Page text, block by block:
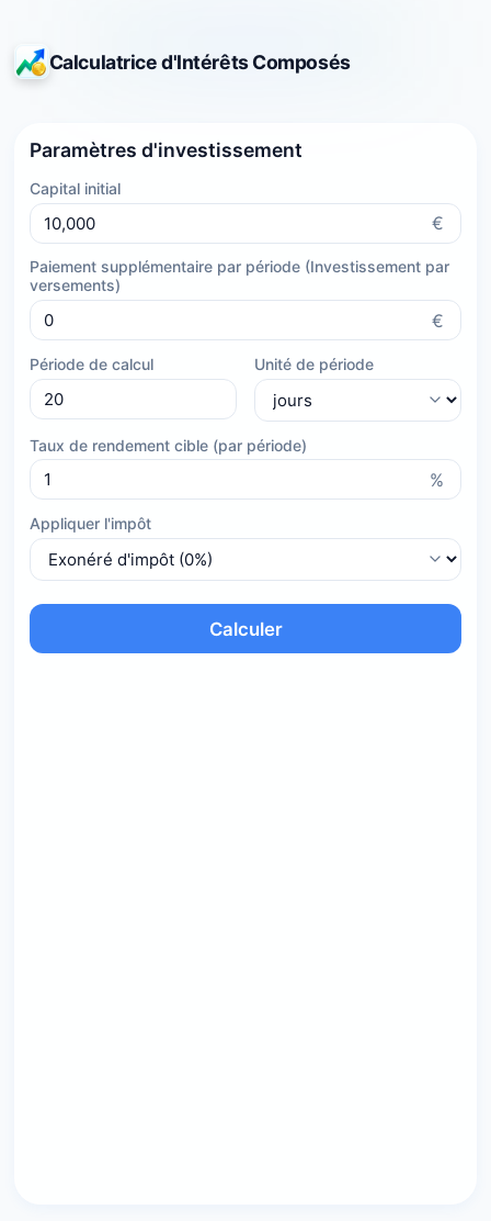
Calculatrice d'Intérêts Composés
Paramètres d'investissement
Capital initial
€
Paiement supplémentaire par période (Investissement par
versements)
€
Période de calcul Unité de période
Taux de rendement cible (par période)
%
Appliquer l'impôt
Calculer